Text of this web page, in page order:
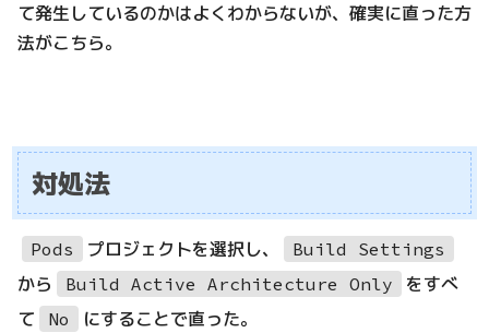
て発生しているのかはよくわからないが、確実に直った方
法がこちら。
対処法
Pods プロジェクトを選択し、 Build Settings
から Build Active Architecture Only
をすべ
て
No にすることで直った。